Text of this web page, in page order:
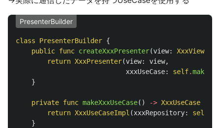
PresenterBuilder
class PresenterBuilder {
public func createXxxPresenter(view:
XxxViewable
return XxxPresenter(view: view,
xxxUseCase: self.
}
private func makeXxxUseCase() -> XxxUseCase
return XxxUseCaseImpl (xxxRepository: self
}